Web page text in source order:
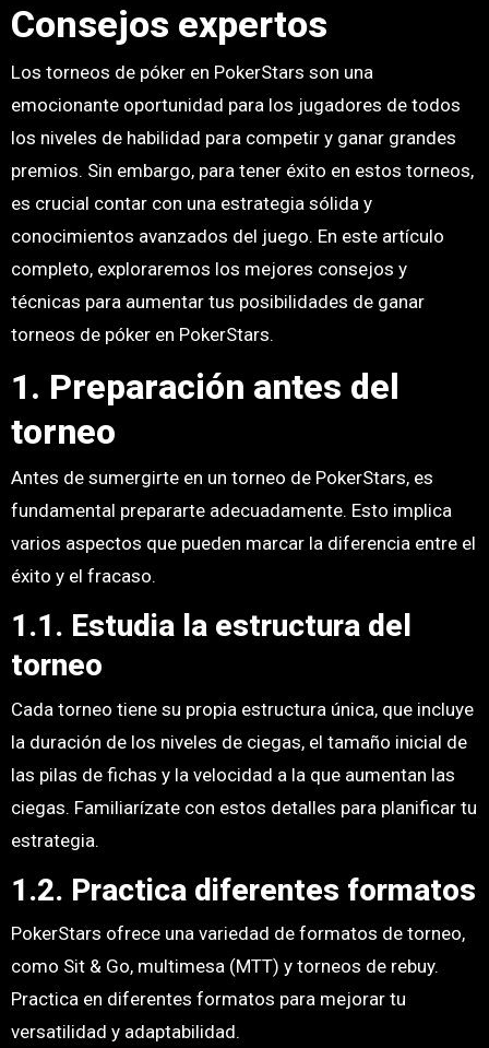
Consejos expertos
Los torneos de póker en PokerStars son una
emocionante oportunidad para los jugadores de todos
los niveles de habilidad para competir y ganar grandes
premios. Sin embargo, para tener éxito en estos torneos,
es crucial contar con una estrategia sólida y
conocimientos avanzados del juego. En este artículo
completo, exploraremos los mejores consejos y
técnicas para aumentar tus posibilidades de ganar
torneos de póker en PokerStars.
1. Preparación antes del
torneo
Antes de sumergirte en un torneo de PokerStars, es
fundamental prepararte adecuadamente. Esto implica
varios aspectos que pueden marcar la diferencia entre el
éxito y el fracaso.
1.1. Estudia la estructura del
torneo
Cada torneo tiene su propia estructura única, que incluye
la duración de los niveles de ciegas, el tamaño inicial de
las pilas de fichas y la velocidad a la que aumentan las
ciegas. Familiarízate con estos detalles para planificar tu
estrategia.
1.2. Practica diferentes formatos
PokerStars ofrece una variedad de formatos de torneo,
como Sit & Go, multimesa (MTT) y torneos de rebuy.
Practica en diferentes formatos para mejorar tu
versatilidad y adaptabilidad.